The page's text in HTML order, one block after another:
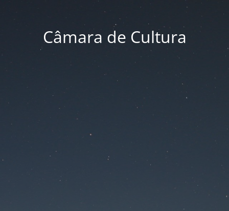
Câmara de Cultura